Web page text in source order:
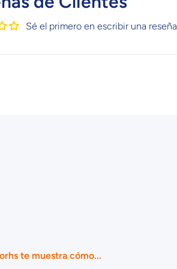
Sé el primero en escribir una reseña
te muestra cómo...